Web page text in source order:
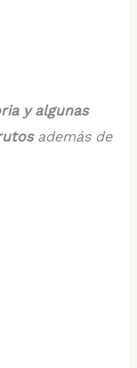
y algunas
además de